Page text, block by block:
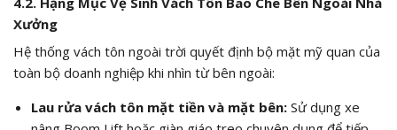
Xưởng
Hệ thống vách tôn ngoài trời quyết định bộ mặt mỹ quan của
toàn bộ doanh nghiệp khi nhìn từ bên ngoài:
Lau rửa vách tôn mặt tiền và mặt bên:Sử dụng xe